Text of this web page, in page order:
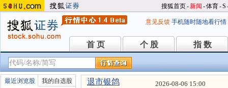
搜狐首页-新闻 -体育-S
意见反馈 手机随时随地看行情
首 页
首 页 个 股
个 股 指 数
指 数
最近浏览股 我的自选股 退市银鸽 2026-08-06 15:00